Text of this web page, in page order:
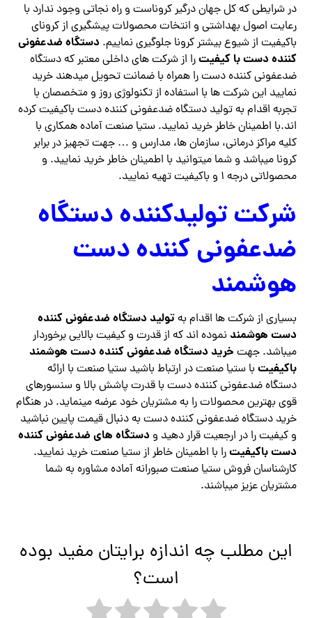
در شرایطی که کل جهان درگیر کروناست و راه نجاتی وجود ندارد با
رعایت اصول بهداشتی و انتخات محصولات پیشگیری از کرونای
باکیفیت از شیوع بیشتر کرونا جلوگیری نماییم. دستگاه ضدعفونی
کننده دست با کیفیترا از شرکت های داخلی معتبر که دستگاه
ضدعفونی کننده دست را همراه با ضمانت تحویل میدهند خرید
نمایید این شرکت ها با استفاده از تکنولوژی روز و متخصصان با
تجربه اقدام به تولید دستگاه ضدعفونی کننده دست باکیفیت کرده
اند.با اطمینان خاطر خرید نمایید. ستیا صنعت آماده همکاری با
کلیه مراکز درمانی، سازمان ها، مدارس و … جهت تجهیز در برابر
کرونا میباشد و شما میتوانید با اطمینان خاطر خرید نمایید. و
محصولاتی درجه ۱ و باکیفیت تهیه نمایید.
شرکت تولیدکننده دستگاه
ضدعفونی کننده دست
هوشمند
بسیاری از شرکت ها اقدام بهتولید دستگاه ضدعفونی کننده
دست هوشمند نموده اند که از قدرت و کیفیت بالایی برخوردار
میباشد. جهت خرید دستگاه ضدعفونی کننده دست هوشمند
باکیفیت با ستیا صنعت در ارتباط باشید ستیا صنعت با ارائه
دستگاه ضدعفونی کننده دست با قدرت پاشش بالا و سنسورهای
قوی بهترین محصولات را به مشتریان خود عرضه مینماید. در هنگام
خرید دستگاه ضدعفونی کننده دست به دنبال قیمت پایین نباشید
و کیفیت را در ارجعیت قرار دهید و دستگاه های ضدعفونی کننده
دست باکیفیترا با اطمینان خاطر از ستیا صنعت خرید نمایید.
کارشناسان فروش ستیا صنعت صبورانه آماده مشاوره به شما
مشتریان عزیز میباشند.
این مطلب چه اندازه برایتان مفید بوده
است؟